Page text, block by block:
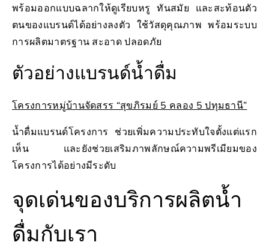
พร้อมออกแบบฉลากให้ดูเรียบหรู ทันสมัย และสะท้อนตัว
ตนของแบรนด์ได้อย่างลงตัว ใช้วัสดุคุณภาพ พร้อมระบบ
การผลิตมาตรฐาน สะอาด ปลอดภัย
ตัวอย่างแบรนด์น้ำดื่ม
โครงการหมู่บ้านจัดสรร “สุขภิรมย์ 5 คลอง 5 ปทุมธานี”
น้ำดื่มแบรนด์โครงการ ช่วยเพิ่มความประทับใจตั้งแต่แรก
เห็น และยังช่วยเสริมภาพลักษณ์ความพรีเมียมของ
โครงการได้อย่างมีระดับ
จุดเด่นของบริการผลิตน้ำ
ดื่มกับเรา